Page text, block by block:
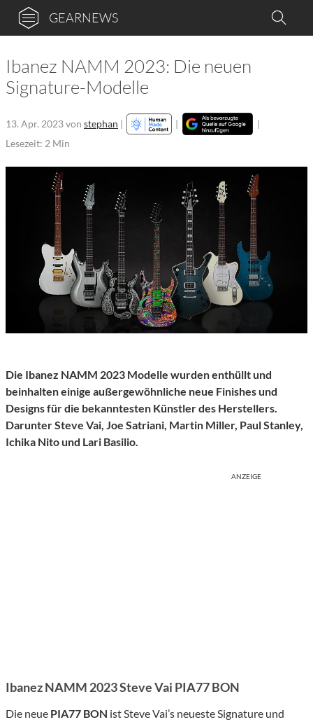
GEARNEWS
Ibanez NAMM 2023: Die neuen
Signature-Modelle
13. Apr. 2023von stephan | |
|
Lesezeit: 2 Min
Die Ibanez NAMM 2023 Modelle wurden enthüllt und
beinhalten einige außergewöhnliche neue Finishes und
Designs für die bekanntesten Künstler des Herstellers.
Darunter Steve Vai, Joe Satriani, Martin Miller, Paul Stanley,
Ichika Nito und Lari Basilio.
ANZEIGE
Ibanez NAMM 2023 Steve Vai PIA77 BON
Die neue PIA77 BON ist Steve Vai’s neueste Signature und